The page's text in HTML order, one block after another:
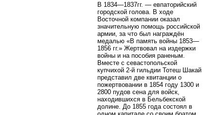
В 1834—1837гг. — евпаторийский
городской голова. В ходе
Восточной компании оказал
значительную помощь российской
армии, за что был награждён
медалью «В память войны 1853—
1856 гг.» Жертвовал на издержки
войны и на пособия раненым.
Вместе с севастопольской
купчихой 2-й гильдии Тотеш Шакай
представил две квитанции о
пожертвовании в 1854 году 1300 и
2800 пудов сена для войск,
находившихся в Бельбекской
долине. До 1855 года состоял в